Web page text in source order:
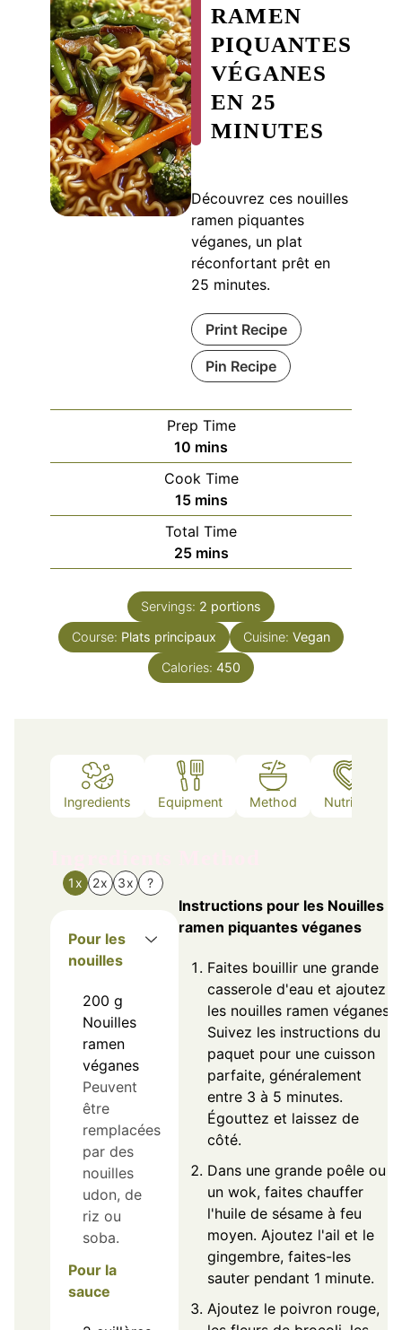
RAMEN
PIQUANTES
VÉGANES
EN 25
MINUTES
Découvrez ces nouilles
ramen piquantes
véganes, un plat
réconfortant prêt en
25 minutes.
Print Recipe
Pin Recipe
Prep Time
10 minutes
mins
Cook Time
15minutes
mins
Total Time
25minutes
mins
Servings: 2 portions
Course: Plats principaux Cuisine: Vegan
Calories: 450
Ingredients Equipment Method Nutrition
1x 2x 3x ?
Pour les
nouilles
200 g
Nouilles
ramen
véganes
Peuvent
être
remplacées
par des
nouilles
udon, de
riz ou
soba.
Pour la
sauce
Instructions pour les Nouilles
ramen piquantes véganes
Faites bouillir une grande
casserole d'eau et ajoutez
les nouilles ramen véganes.
Suivez les instructions du
paquet pour une cuisson
parfaite, généralement
entre 3 à 5 minutes.
Égouttez et laissez de
côté.
Dans une grande poêle ou
un wok, faites chauffer
l'huile de sésame à feu
moyen. Ajoutez l'ail et le
gingembre, faites-les
sauter pendant 1 minute.
Ajoutez le poivron rouge,